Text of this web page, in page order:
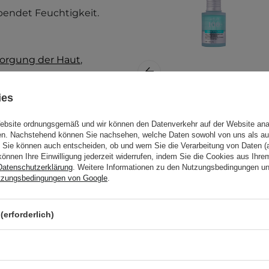
Feuchtigkeit.
der Haut,
wieder her.
Gesichtshaut auf und
anwenden.
durch. Weitere
Hyaluronic Acid
Capsule 100 Serum
-
30ml
ordnungsgemäß und wir können den Datenverkehr auf der Website
Nachstehend können Sie nachsehen, welche Daten sowohl von uns als
können auch entscheiden, ob und wem Sie die Verarbeitung von Daten
Ihre Einwilligung jederzeit widerrufen, indem Sie die Cookies aus
. Weitere Informationen zu den Nutzungsbedingungen
von Google